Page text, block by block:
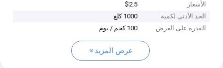
الأسعار
$2.5
الحد الأدنى لكمية
1000 كلغ
القدرة على العرض
100 كجم / يوم
عرض المزيد